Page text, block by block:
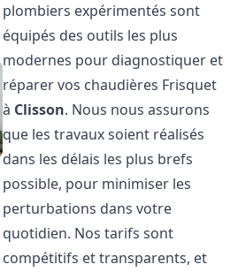
plombiers expérimentés sont
équipés des outils les plus
modernes pour diagnostiquer et
réparer vos chaudières Frisquet
à Clisson. Nous nous assurons
que les travaux soient réalisés
dans les délais les plus brefs
possible, pour minimiser les
perturbations dans votre
quotidien. Nos tarifs sont
compétitifs et transparents, et